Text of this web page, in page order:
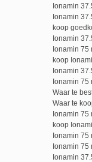
Ionamin
Ionamin
koop
Ionamin
Ionamin
koop
Ionamin
Ionamin
Waar te
Waar te
Ionamin 75
koop
Ionamin
Ionamin 75
Ionamin